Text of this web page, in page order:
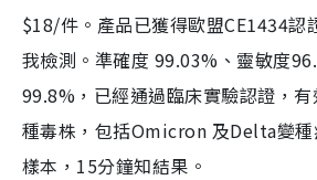
$18/件。產品已獲得歐盟CE1434認
我檢測。準確度 99.03%、靈敏度
99.8%，已經通過臨床實驗認證，
種毒株，包括Omicron 及Delta變
樣本，15分鐘知結果。